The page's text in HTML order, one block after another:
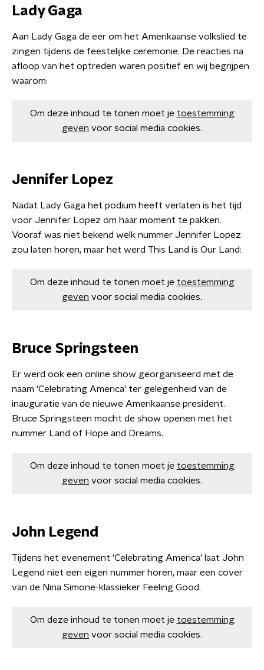
Lady Gaga
Aan Lady Gaga de eer om het Amerikaanse volkslied te
zingen tijdens de feestelijke ceremonie. De reacties na
afloop van het optreden waren positief en wij begrijpen
waarom:
Om deze inhoud te tonen moet je toestemming
geven voor social media cookies.
Jennifer Lopez
Nadat Lady Gaga het podium heeft verlaten is het tijd
voor Jennifer Lopez om haar moment te pakken.
Vooraf was niet bekend welk nummer Jennifer Lopez
zou laten horen, maar het werd This Land is Our Land:
Om deze inhoud te tonen moet je toestemming
geven voor social media cookies.
Bruce Springsteen
Er werd ook een online show georganiseerd met de
naam 'Celebrating America' ter gelegenheid van de
inauguratie van de nieuwe Amerikaanse president.
Bruce Springsteen mocht de show openen met het
nummer Land of Hope and Dreams.
Om deze inhoud te tonen moet je toestemming
geven voor social media cookies.
John Legend
Tijdens het evenement 'Celebrating America' laat John
Legend niet een eigen nummer horen, maar een cover
van de Nina Simone-klassieker Feeling Good.
Om deze inhoud te tonen moet je toestemming
geven voor social media cookies.